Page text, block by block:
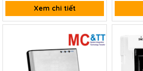
Xem chi tiết